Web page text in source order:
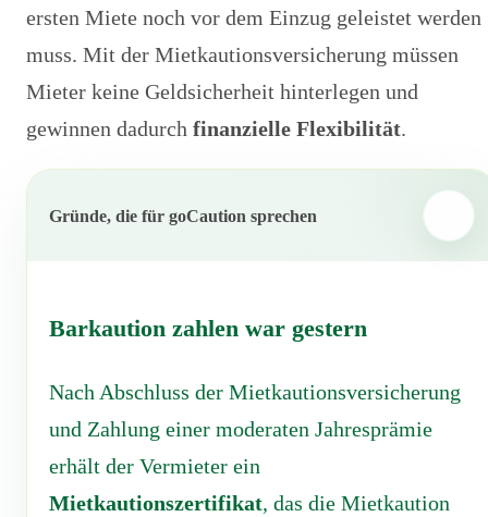
ersten Miete noch vor dem Einzug geleistet werden
muss. Mit der Mietkautionsversicherung müssen
Mieter keine Geldsicherheit hinterlegen und
gewinnen dadurch finanzielle Flexibilität.
Gründe, die für goCaution sprechen
Barkaution zahlen war gestern
Nach Abschluss der Mietkautionsversicherung
und Zahlung einer moderaten Jahresprämie
erhält der Vermieter ein
Mietkautionszertifikat, das die Mietkaution